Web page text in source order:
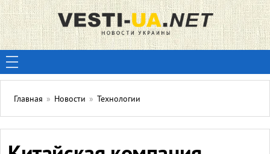
Главная » Новости » Технологии